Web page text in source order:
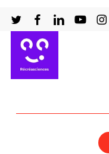
au
contenu
principal